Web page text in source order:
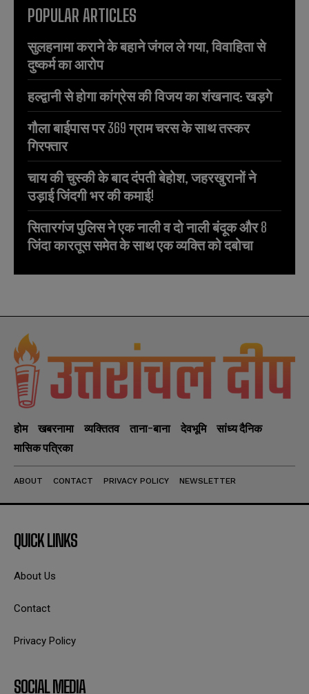
POPULAR ARTICLES
सुलहनामा कराने के बहाने जंगल ले गया, विवाहिता से
दुष्कर्म का आरोप
हल्द्वानी से होगा कांग्रेस की विजय का शंखनाद: खड़गे
गौला बाईपास पर 369 ग्राम चरस के साथ तस्कर
गिरफ्तार
चाय की चुस्की के बाद दंपती बेहोश, जहरखुरानों ने
उड़ाई जिंदगी भर की कमाई!
सितारगंज पुलिस ने एक नाली व दो नाली बंदूक और 8
जिंदा कारतूस समेत के साथ एक व्यक्ति को दबोचा
होम खबरनामा व्यक्तितव ताना-बाना देवभूमि
सांध्य दैनिक
मासिक पत्रिका
ABOUT CONTACT PRIVACY POLICY NEWSLETTER
QUICK LINKS
About Us
Contact
Privacy Policy
SOCIAL MEDIA